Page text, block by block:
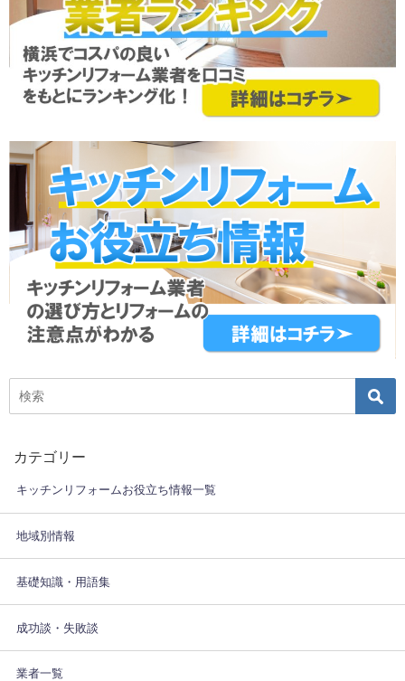
カテゴリー
キッチンリフォームお役立ち情報一覧
地域別情報
基礎知識・用語集
成功談・失敗談
業者一覧